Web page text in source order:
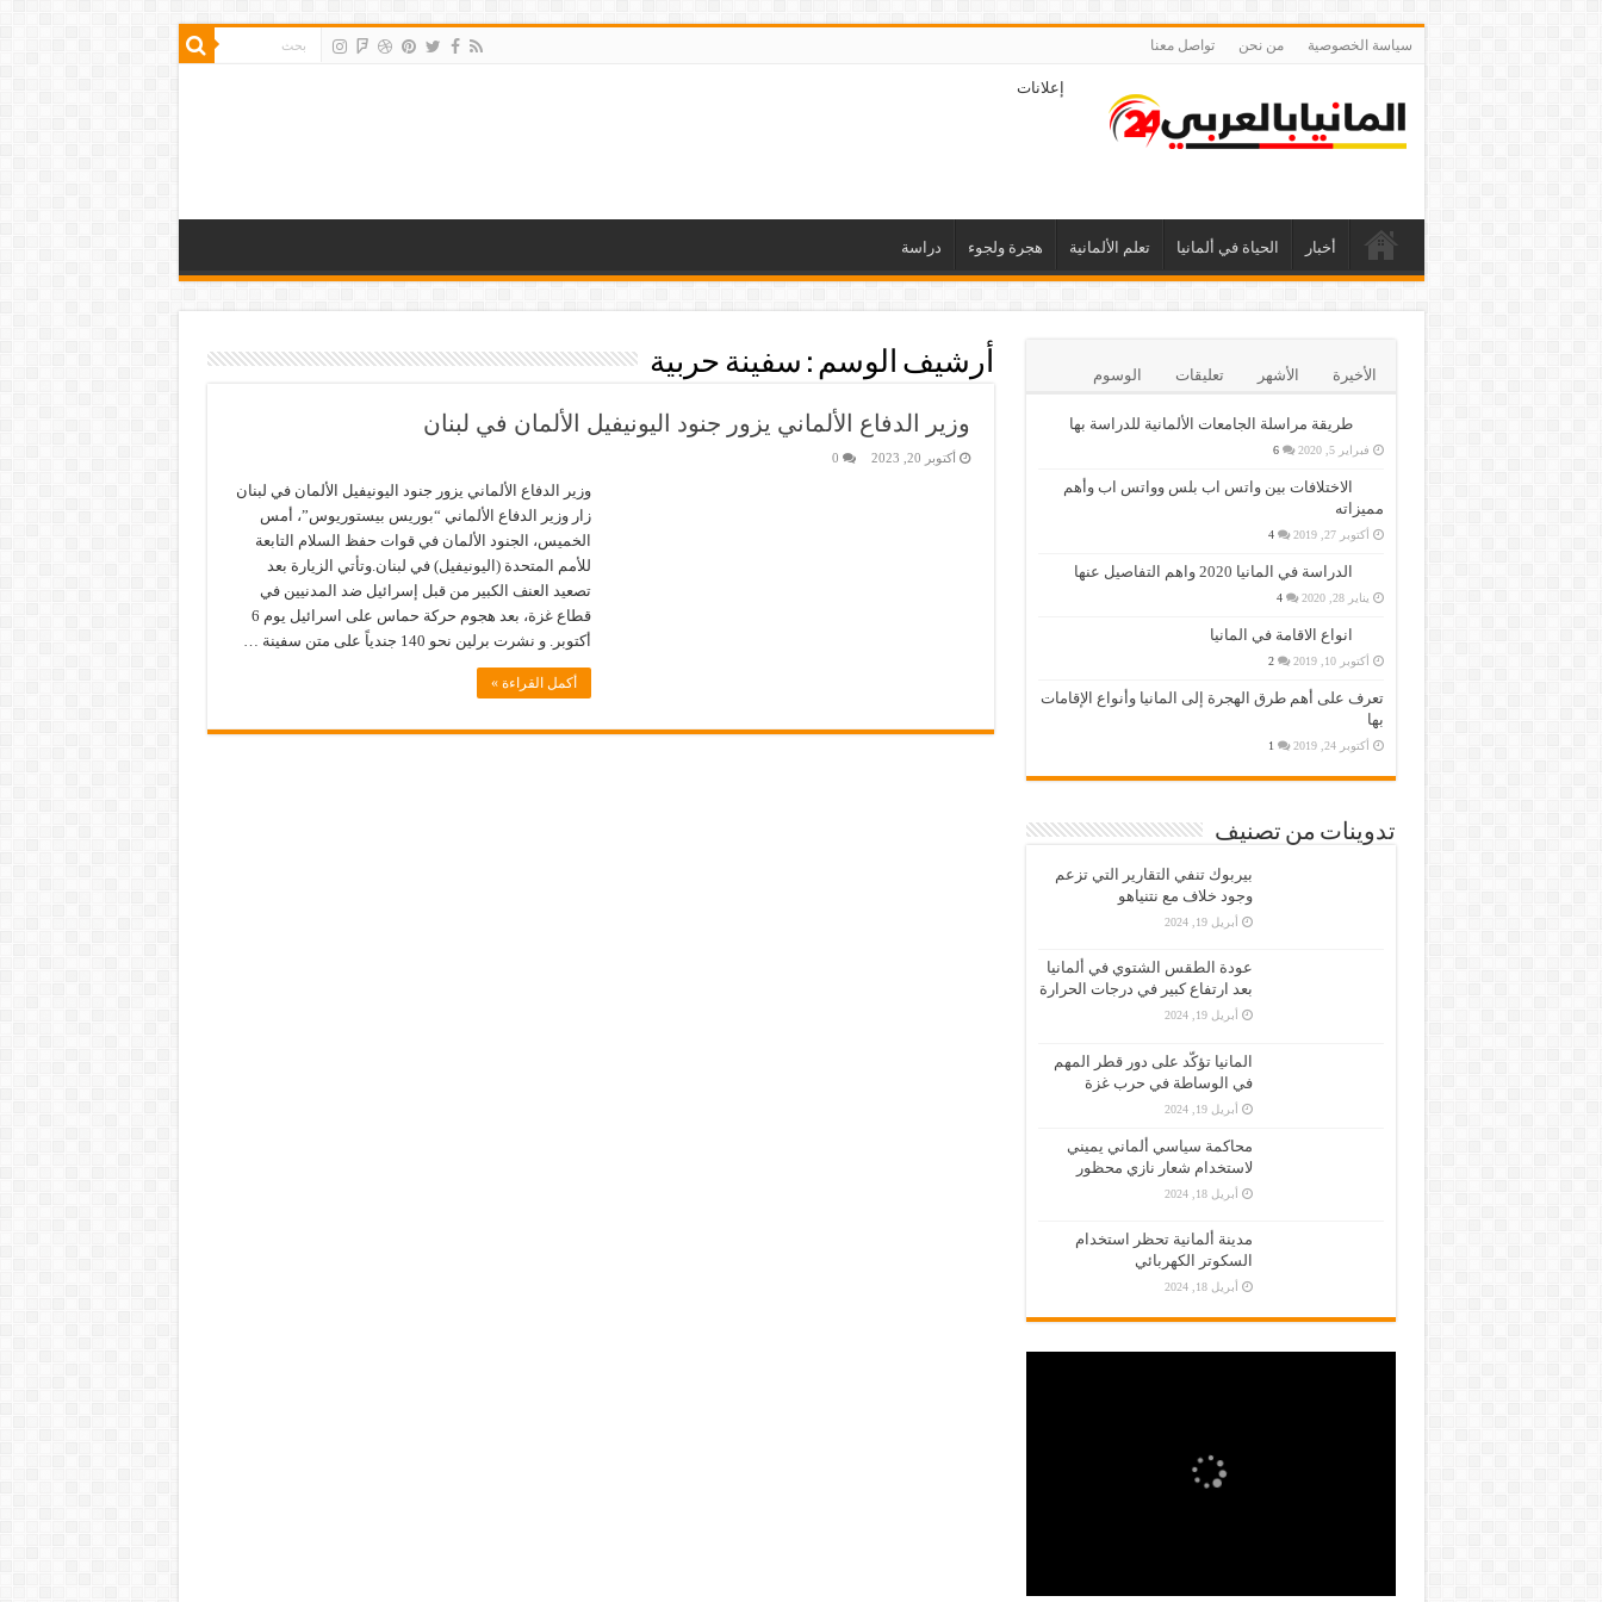
سياسة الخصوصية من نحن تواصل معنا
إعلانات
أخبار الحياة في ألمانيا تعلم الألمانية هجرة ولجوء دراسة
أرشيف الوسم : سفينة حربية
وزير الدفاع الألماني يزور جنود اليونيفيل الألمان في لبنان
أكتوبر 20, 2023 0
وزير الدفاع الألماني يزور جنود اليونيفيل الألمان في لبنان
زار وزير الدفاع الألماني “بوريس بيستوريوس”، أمس
الخميس، الجنود الألمان في قوات حفظ السلام التابعة
للأمم المتحدة (اليونيفيل) في لبنان.وتأتي الزيارة بعد
تصعيد العنف الكبير من قبل إسرائيل ضد المدنيين في
قطاع غزة، بعد هجوم حركة حماس على اسرائيل يوم 6
أكتوبر. و نشرت برلين نحو 140 جندياً على متن سفينة …
أكمل القراءة »
الأخيرة الأشهر تعليقات الوسوم
طريقة مراسلة الجامعات الألمانية للدراسة بها
فبراير 5, 2020 6
الاختلافات بين واتس اب بلس وواتس اب وأهم
مميزاته
أكتوبر 27, 2019 4
الدراسة في المانيا 2020 واهم التفاصيل عنها
يناير 28, 2020 4
انواع الاقامة في المانيا
أكتوبر 10, 2019 2
تعرف على أهم طرق الهجرة إلى المانيا وأنواع الإقامات
بها
أكتوبر 24, 2019 1
تدوينات من تصنيف
بيربوك تنفي التقارير التي تزعم
وجود خلاف مع نتنياهو
أبريل 19, 2024
عودة الطقس الشتوي في ألمانيا
بعد ارتفاع كبير في درجات الحرارة
أبريل 19, 2024
المانيا تؤكّد على دور قطر المهم
في الوساطة في حرب غزة
أبريل 19, 2024
محاكمة سياسي ألماني يميني
لاستخدام شعار نازي محظور
أبريل 18, 2024
مدينة ألمانية تحظر استخدام
السكوتر الكهربائي
أبريل 18, 2024